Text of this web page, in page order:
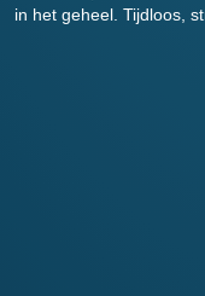
in het geheel. Tijdloos,